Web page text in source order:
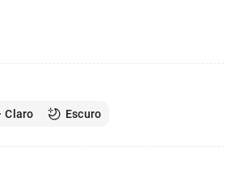
Claro Escuro